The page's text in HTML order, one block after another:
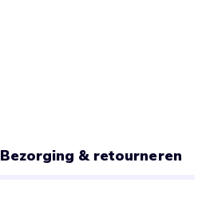
Bezorging & retourneren